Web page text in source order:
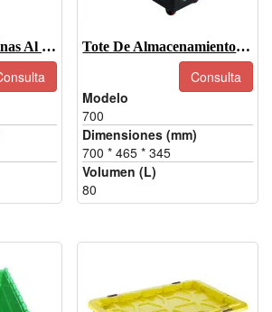
Importaciones Chinas Al Por Mayor Caja De Plástico Con Bisagras-480 Tote De Almacenamiento Abatible-700
Consulta
Modelo
700
Dimensiones (mm)
700 * 465 * 345
Volumen (L)
80